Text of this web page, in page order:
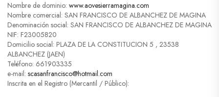
Nombre de dominio: www.aovesierramagina.com
Nombre comercial: SAN FRANCISCO DE ALBANCHEZ DE MAGINA
Denominación social: SAN FRANCISCO DE ALBANCHEZ DE MAGINA
NIF: F23005820
Domicilio social: PLAZA DE LA CONSTITUCION 5 , 23538
ALBANCHEZ (JAEN)
Teléfono: 661903335
e-mail: scasanfrancisco@hotmail.com
Inscrita en el Registro (Mercantil / Público):